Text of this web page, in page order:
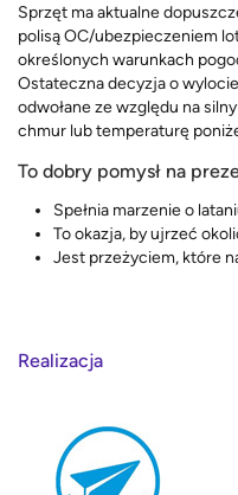
Sprzęt ma aktualne
polisą OC/ubezpieczeniem
określonych warunkach
Ostateczna decyzja o
odwołane ze względu na
chmur lub temperaturę
To dobry pomysł na
Spełnia marzenie o
To okazja, by ujrzeć
Jest przeżyciem, które
Realizacja